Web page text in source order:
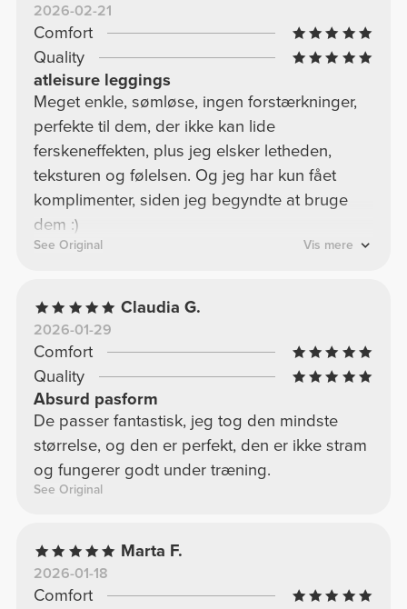
2026-02-21
Comfort
Quality
atleisure leggings
Meget enkle, sømløse, ingen forstærkninger,
perfekte til dem, der ikke kan lide
ferskeneffekten, plus jeg elsker letheden,
teksturen og følelsen. Og jeg har kun fået
komplimenter, siden jeg begyndte at bruge
dem :)
See Original Vis mere
Claudia G.
2026-01-29
Comfort
Quality
Absurd pasform
De passer fantastisk, jeg tog den mindste
størrelse, og den er perfekt, den er ikke stram
og fungerer godt under træning.
See Original
Marta F.
2026-01-18
Comfort